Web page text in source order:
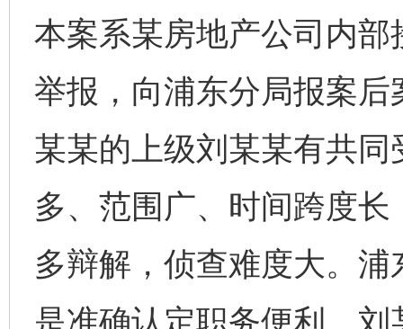
本案系某房地产公司内
举报，向浦东分局报案
某某的上级刘某某有共
多、范围广、时间跨度
多辩解，侦查难度大。
是准确认定职务便利。